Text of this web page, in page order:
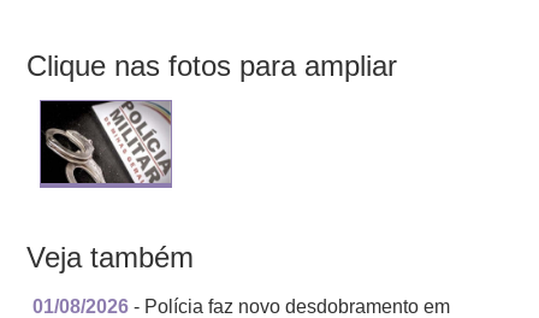
Clique nas fotos para ampliar
Veja também
01/08/2026 - Polícia faz novo desdobramento em